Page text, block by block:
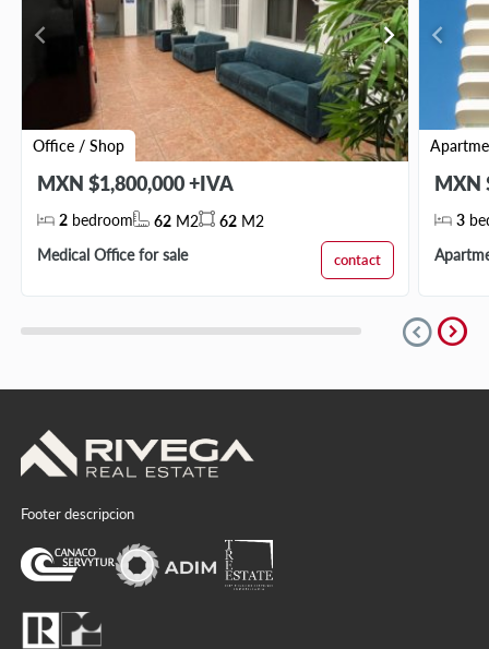
Office / Shop
chevron_left chevron_right
MXN $1,800,000 +IVA
2 bedroom 62 M2 62 M2
Medical Office for sale
contact
chevron_left
MXN
3
expand_circle_downexpand_circle_right
Footer descripcion